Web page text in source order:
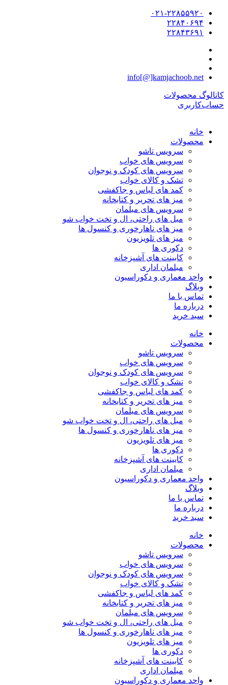
۰۲۱-۲۲۸۵۵۹۲۰
۲۲۸۴۰۶۹۴
۲۲۸۴۳۶۹۱
info[@]kamjachoob.net
کاتالوگ محصولات
حساب‌کاربری
خانه
محصولات
سرویس تاشو
سرویس های خواب
سرویس های کودک و نوجوان
تشک و کالای خواب
کمد های لباس و جاکفشی
میز های تحریر و کتابخانه
سرویس های مبلمان
مبل های راحتی، ال و تخت خواب شو
میز های ناهارخوری و کنسول ها
میز های تلویزیون
دکوری ها
کابینت های آشپزخانه
مبلمان اداری
واحد معماری و دکوراسیون
وبلاگ
تماس با ما
درباره ما
سبد خرید
خانه
محصولات
سرویس تاشو
سرویس های خواب
سرویس های کودک و نوجوان
تشک و کالای خواب
کمد های لباس و جاکفشی
میز های تحریر و کتابخانه
سرویس های مبلمان
مبل های راحتی، ال و تخت خواب شو
میز های ناهارخوری و کنسول ها
میز های تلویزیون
دکوری ها
کابینت های آشپزخانه
مبلمان اداری
واحد معماری و دکوراسیون
وبلاگ
تماس با ما
درباره ما
سبد خرید
خانه
محصولات
سرویس تاشو
سرویس های خواب
سرویس های کودک و نوجوان
تشک و کالای خواب
کمد های لباس و جاکفشی
میز های تحریر و کتابخانه
سرویس های مبلمان
مبل های راحتی، ال و تخت خواب شو
میز های ناهارخوری و کنسول ها
میز های تلویزیون
دکوری ها
کابینت های آشپزخانه
مبلمان اداری
واحد معماری و دکوراسیون